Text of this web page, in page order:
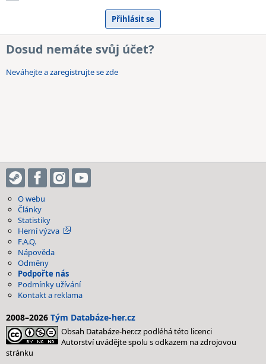
Dosud nemáte svůj účet?
Neváhejte a zaregistrujte se zde
O webu
Články
Statistiky
Herní výzva
F.A.Q.
Nápověda
Odměny
Podpořte nás
Podmínky užívání
Kontakt a reklama
2008–2026 Tým Databáze-her.cz
Obsah Databáze-her.cz podléhá této licenci
Autorství uvádějte spolu s odkazem na zdrojovou
stránku